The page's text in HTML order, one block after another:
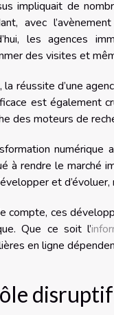
impliquait de
avec
les agences
des visites et
la réussite d’une
est également
des moteurs de
numérique
à rendre le marché
et d’évoluer,
compte, ces
Que ce soit l’
en ligne